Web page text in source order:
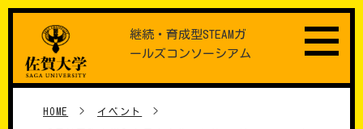
content
継続・育成型STEAMガ
ールズコンソーシアム
HOME > イベント >